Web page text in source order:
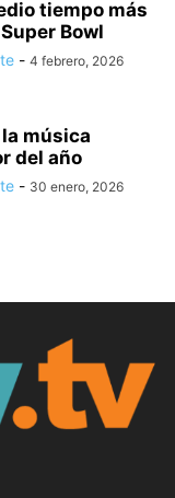
tiempo más
Bowl
- 4 febrero, 2026
música
del año
- 30 enero, 2026